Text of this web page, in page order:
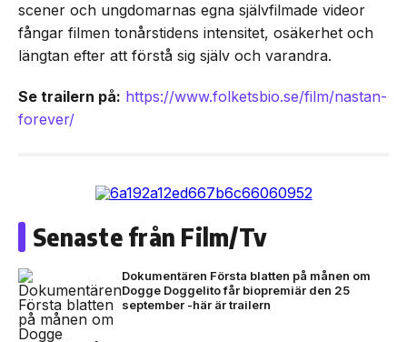
scener och ungdomarnas egna självfilmade videor
fångar filmen tonårstidens intensitet, osäkerhet och
längtan efter att förstå sig själv och varandra.
Se trailern på: https://www.folketsbio.se/film/nastan-
forever/
Senaste från Film/Tv
Dokumentären Första blatten på månen om
Dogge Doggelito får biopremiär den 25
september -här är trailern